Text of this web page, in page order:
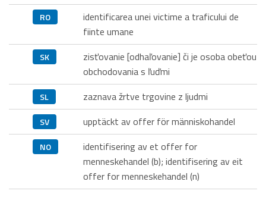
RO
identificarea unei victime a traficului de
fiinte umane
SK
zisťovanie [odhaľovanie] či je osoba obeťou
obchodovania s ľuďmi
SL zaznava žrtve trgovine z ljudmi
SV upptäckt av offer för människohandel
NO
identifisering av et offer for
menneskehandel (b); identifisering av eit
offer for menneskehandel (n)